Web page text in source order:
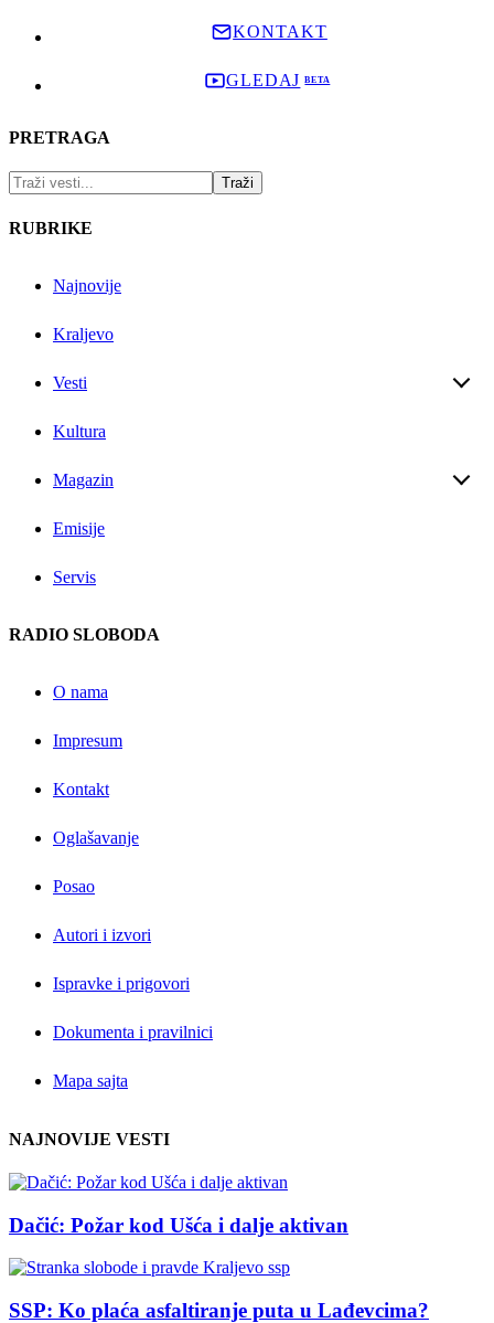
KONTAKT
GLEDAJ
PRETRAGA
RUBRIKE
Najnovije
Kraljevo
Vesti
Kultura
Magazin
Emisije
Servis
RADIO SLOBODA
O nama
Impresum
Kontakt
Oglašavanje
Posao
Autori i izvori
Ispravke i prigovori
Dokumenta i pravilnici
Mapa sajta
NAJNOVIJE VESTI
Dačić: Požar kod Ušća i dalje aktivan
SSP: Ko plaća asfaltiranje puta u Lađevcima?